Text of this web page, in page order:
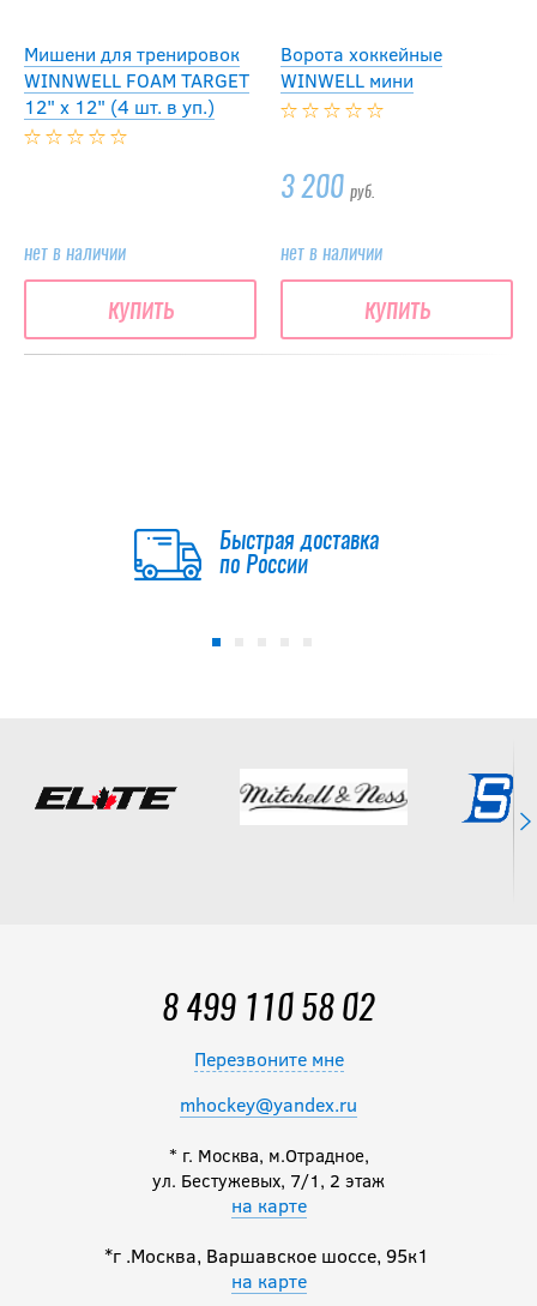
Мишени для тренировок
WINNWELL FOAM TARGET
12" x 12" (4 шт. в уп.)
нет в наличии
купить
Ворота хоккейные
WINWELL мини
3 200 руб.
нет в наличии
купить
Быстрая доставка
по России
8 499 110 58 02
Перезвоните мне
mhockey@yandex.ru
* г. Москва, м.Отрадное,
ул. Бестужевых, 7/1, 2 этаж
на карте
*г .Москва, Варшавское шоссе, 95к1
на карте